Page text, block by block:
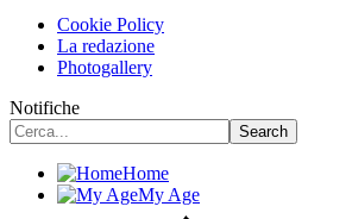
Cookie Policy
La redazione
Photogallery
Notifiche
Home
My Age